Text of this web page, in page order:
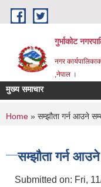
Skip to main content
गुर्भाकोट
नगर
,नेपाल ।
मुख्य समाचार
You are
Home » सम्झौता गर्न आउने
सम्झौता गर्न
Submitted on: Fri,